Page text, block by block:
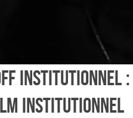
institutionnel :
institutionnel